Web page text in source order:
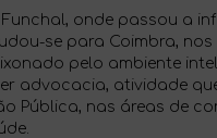
Funchal, onde passou a
se para Coimbra,
pelo ambiente
advocacia, atividade
Pública, nas áreas de